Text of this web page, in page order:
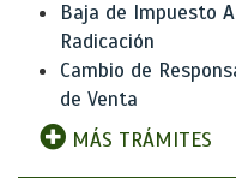
Baja de Impuesto
Radicación
Cambio de
de Venta
MÁS TRÁMITES